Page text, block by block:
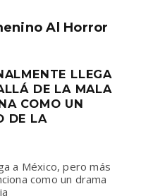
Al Horror
LLEGA
DE LA MALA
COMO UN
DE LA
a México, pero más
como un drama